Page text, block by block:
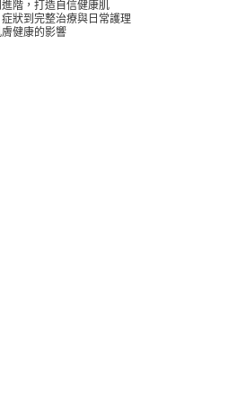
階，打造自信健康肌
狀到完整治療與日常護理
健康的影響